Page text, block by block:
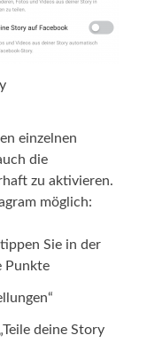
einzelnen
die
zu aktivieren.
möglich:
Sie in der
Punkte
deine Story